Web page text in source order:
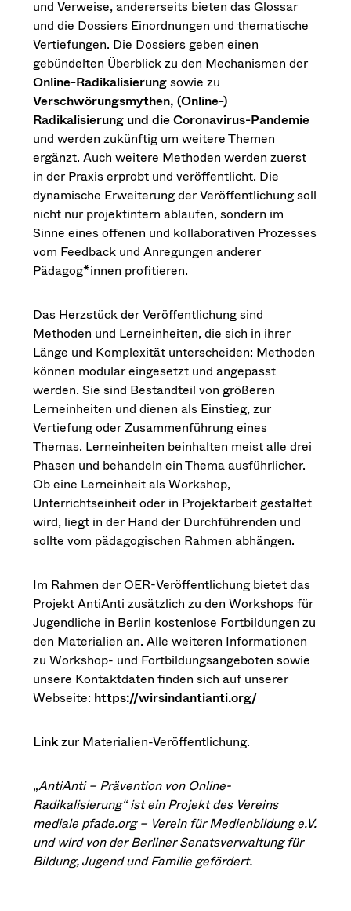
und Verweise, andererseits bieten das Glossar
und die Dossiers Einordnungen und thematische
Vertiefungen. Die Dossiers geben einen
gebündelten Überblick zu den Mechanismen der
Online-Radikalisierungsowie zu
Verschwörungsmythen, (Online-)
Radikalisierung und die Coronavirus-Pandemie
und werden zukünftig um weitere Themen
ergänzt. Auch weitere Methoden werden zuerst
in der Praxis erprobt und veröffentlicht. Die
dynamische Erweiterung der Veröffentlichung soll
nicht nur projektintern ablaufen, sondern im
Sinne eines offenen und kollaborativen Prozesses
vom Feedback und Anregungen anderer
Pädagog*innen profitieren.
Das Herzstück der Veröffentlichung sind
Methoden und Lerneinheiten, die sich in ihrer
Länge und Komplexität unterscheiden: Methoden
können modular eingesetzt und angepasst
werden. Sie sind Bestandteil von größeren
Lerneinheiten und dienen als Einstieg, zur
Vertiefung oder Zusammenführung eines
Themas. Lerneinheiten beinhalten meist alle drei
Phasen und behandeln ein Thema ausführlicher.
Ob eine Lerneinheit als Workshop,
Unterrichtseinheit oder in Projektarbeit gestaltet
wird, liegt in der Hand der Durchführenden und
sollte vom pädagogischen Rahmen abhängen.
Im Rahmen der OER-Veröffentlichung bietet das
Projekt AntiAnti zusätzlich zu den Workshops für
Jugendliche in Berlin kostenlose Fortbildungen zu
den Materialien an. Alle weiteren Informationen
zu Workshop- und Fortbildungsangeboten sowie
unsere Kontaktdaten finden sich auf unserer
Webseite: https://wirsindantianti.org/
Linkzur Materialien-Veröffentlichung.
„AntiAnti – Prävention von Online-
Radikalisierung“ ist ein Projekt des Vereins
mediale pfade.org – Verein für Medienbildung e.V.
und wird von der Berliner Senatsverwaltung für
Bildung, Jugend und Familie gefördert.